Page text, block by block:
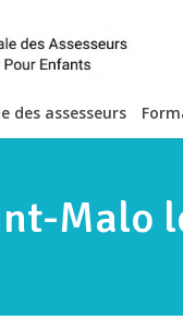
des assesseurs
Malo